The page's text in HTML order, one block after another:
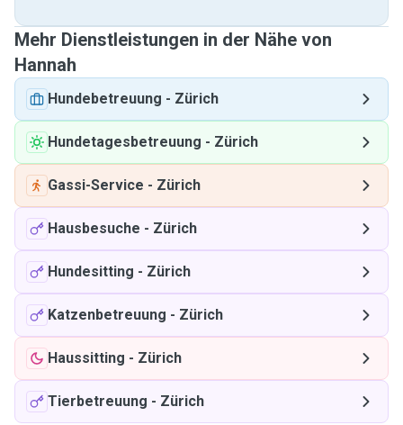
Mehr Dienstleistungen in der Nähe von
Hannah
Hundebetreuung - Zürich
Hundetagesbetreuung - Zürich
Gassi-Service - Zürich
Hausbesuche - Zürich
Hundesitting - Zürich
Katzenbetreuung - Zürich
Haussitting - Zürich
Tierbetreuung - Zürich